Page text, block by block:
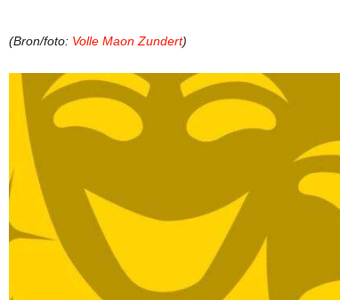
(Bron/foto:Volle Maon Zundert)